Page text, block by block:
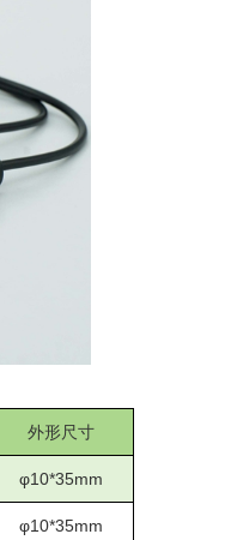
外形尺寸
φ10*35mm
φ10*35mm